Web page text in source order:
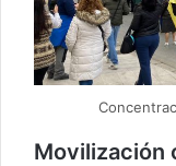
Movilización